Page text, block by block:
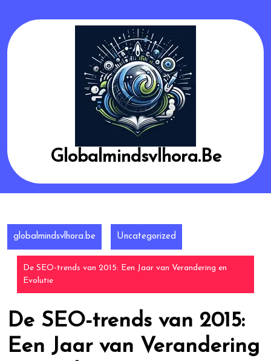
content
Globalmindsvlhora.be
globalmindsvlhora.be Uncategorized
De SEO-trends van 2015: Een Jaar van Verandering en
Evolutie
De SEO-trends van 2015:
Een Jaar van Verandering